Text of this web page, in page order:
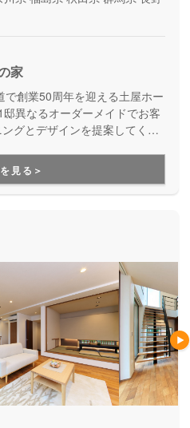
家
で創業50周年を迎える土屋ホー
異なるオーダーメイドでお客
グとデザインを提案してくれ
見る＞